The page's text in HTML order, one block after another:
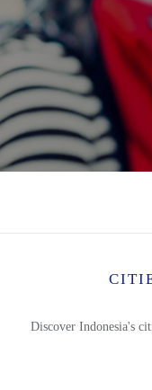
Discover Indonesia's